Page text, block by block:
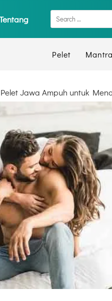
Pelet Mantra
Jawa Ampuh untuk